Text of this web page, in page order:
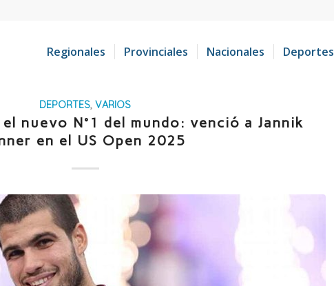
Regionales Provinciales Nacionales Deportes
DEPORTES,VARIOS
nuevo N°1 del mundo: venció a Jannik
en el US Open 2025